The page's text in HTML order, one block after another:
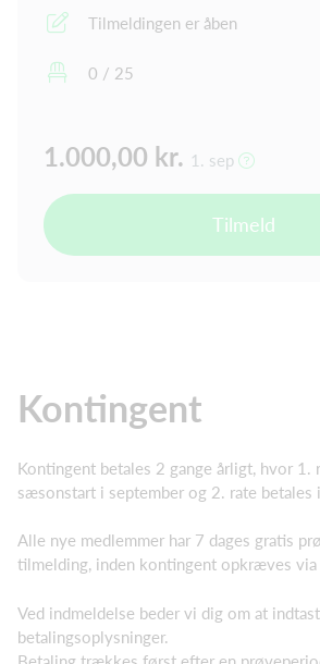
Tilmeldingen er åben
0 / 25
1.000,00 kr. 1. sep
Tilmeld
Kontingent
Kontingent betales 2 gange årligt, hvor 1.
sæsonstart i september og 2. rate betales i
Alle nye medlemmer har 7 dages gratis
tilmelding, inden kontingent opkræves via
Ved indmeldelse beder vi dig om at
betalingsoplysninger.